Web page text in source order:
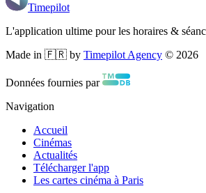
Timepilot
L'application ultime pour les horaires &
Made in 🇫🇷 by Timepilot Agency © 2026
Données fournies par
Navigation
Accueil
Cinémas
Actualités
Télécharger l'app
Les cartes cinéma à Paris